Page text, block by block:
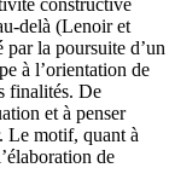
constructive
delà (Lenoir et
la poursuite d’un
à l’orientation de
finalités. De
et à penser
Le motif, quant à
de